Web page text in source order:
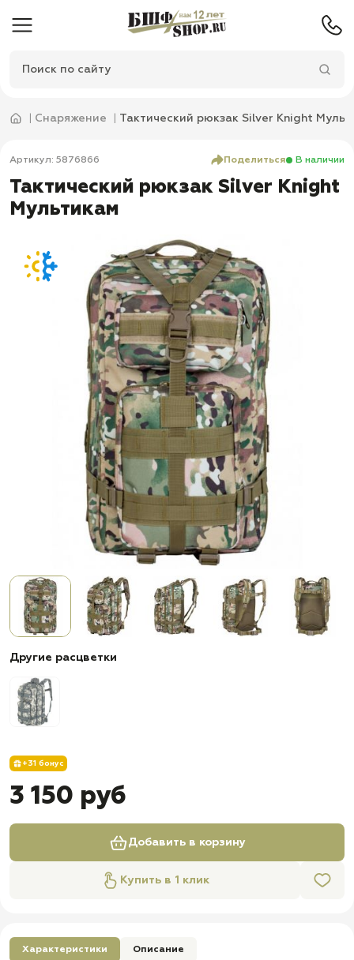
Снаряжение Тактический рюкзак Silver Knight
Артикул: 5876866 Поделиться В наличии
Тактический рюкзак Silver Knight
Мультикам
Другие расцветки
+31 бонус
3 150 руб
Добавить в корзину
Купить в 1 клик
Характеристики Описание